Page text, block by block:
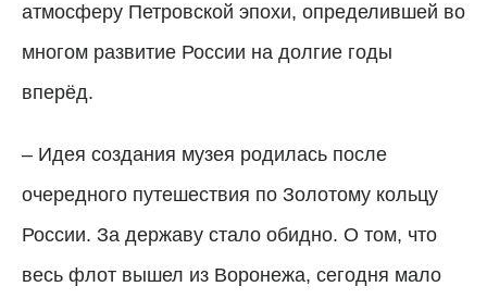
атмосферу Петровской эпохи, определившей во
многом развитие России на долгие годы
вперёд.
– Идея создания музея родилась после
очередного путешествия по Золотому кольцу
России. За державу стало обидно. О том, что
весь флот вышел из Воронежа, сегодня мало